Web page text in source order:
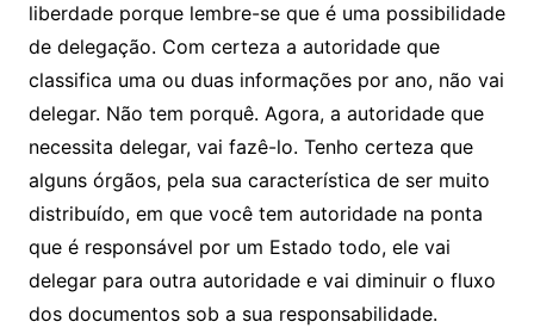
liberdade porque lembre-se que é uma possibilidade
de delegação. Com certeza a autoridade que
classifica uma ou duas informações por ano, não vai
delegar. Não tem porquê. Agora, a autoridade que
necessita delegar, vai fazê-lo. Tenho certeza que
alguns órgãos, pela sua característica de ser muito
distribuído, em que você tem autoridade na ponta
que é responsável por um Estado todo, ele vai
delegar para outra autoridade e vai diminuir o fluxo
dos documentos sob a sua responsabilidade.